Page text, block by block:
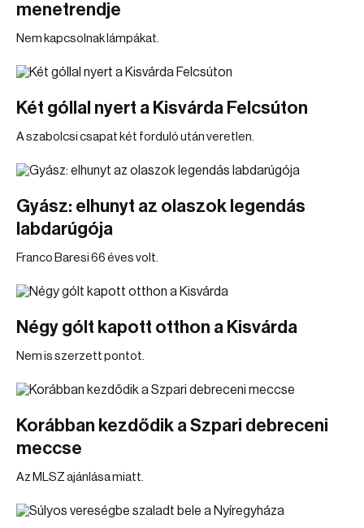
menetrendje
Nem kapcsolnak lámpákat.
Két góllal nyert a Kisvárda Felcsúton
A szabolcsi csapat két forduló után veretlen.
Gyász: elhunyt az olaszok legendás
labdarúgója
Franco Baresi 66 éves volt.
Négy gólt kapott otthon a Kisvárda
Nem is szerzett pontot.
Korábban kezdődik a Szpari debreceni
meccse
Az MLSZ ajánlása miatt.